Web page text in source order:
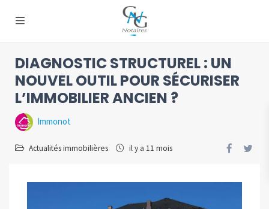
DIAGNOSTIC STRUCTUREL : UN
NOUVEL OUTIL POUR SÉCURISER
L’IMMOBILIER ANCIEN ?
Immonot
Actualités immobilières il y a 11 mois